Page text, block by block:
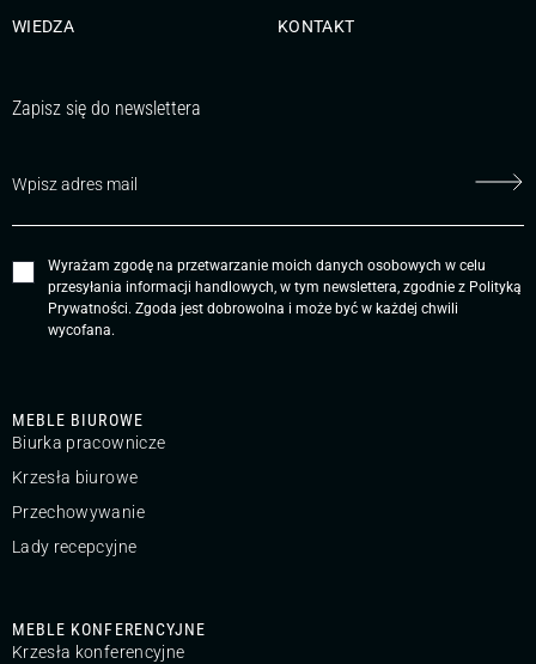
MEBLE BIUROWE
Biurka pracownicze
Krzesła biurowe
Przechowywanie
Lady recepcyjne
MEBLE KONFERENCYJNE
Krzesła konferencyjne
WIEDZA KONTAKT
Zapisz się do newslettera
Wyrażam zgodę na przetwarzanie moich danych osobowych w celu
przesyłania informacji handlowych, w tym newslettera, zgodnie z Polityką
Prywatności. Zgoda jest dobrowolna i może być w każdej chwili
wycofana.